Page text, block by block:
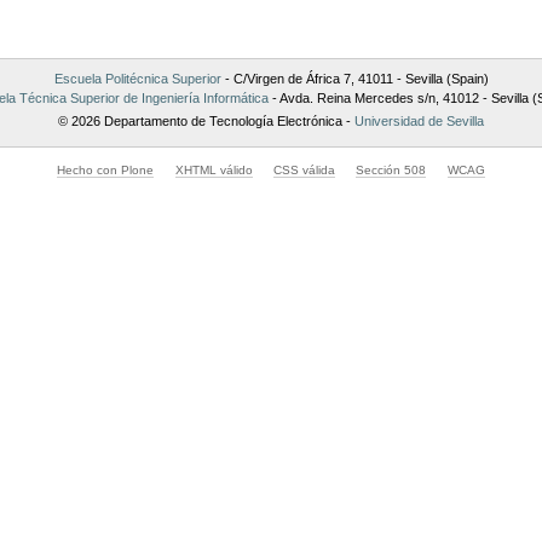
Escuela Politécnica Superior- C/Virgen de África 7, 41011 - Sevilla (Spain)
Técnica Superior de Ingeniería Informática- Avda. Reina Mercedes s/n, 41012 - Sevilla
© 2026 Departamento de Tecnología Electrónica - Universidad de Sevilla
Hecho con Plone XHTML válido CSS válida Sección 508 WCAG